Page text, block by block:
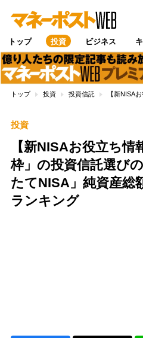
トップ 投資 ビジネス
トップ 投資 投資信託 【新NISA
投資
【新NISAお役立ち
枠」の投資信託選び
たてNISA」純資産総
ランキング